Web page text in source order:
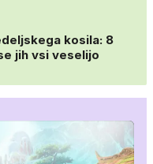
kosila: 8
jih vsi veselijo